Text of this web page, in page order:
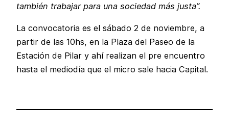
también trabajar para una sociedad más justa”.
La convocatoria es el sábado 2 de noviembre, a
partir de las 10hs, en la Plaza del Paseo de la
Estación de Pilar y ahí realizan el pre encuentro
hasta el mediodía que el micro sale hacia Capital.